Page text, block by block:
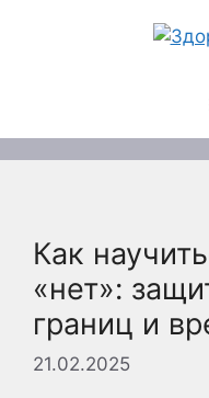
Как
«нет»:
границ и
21.02.2025